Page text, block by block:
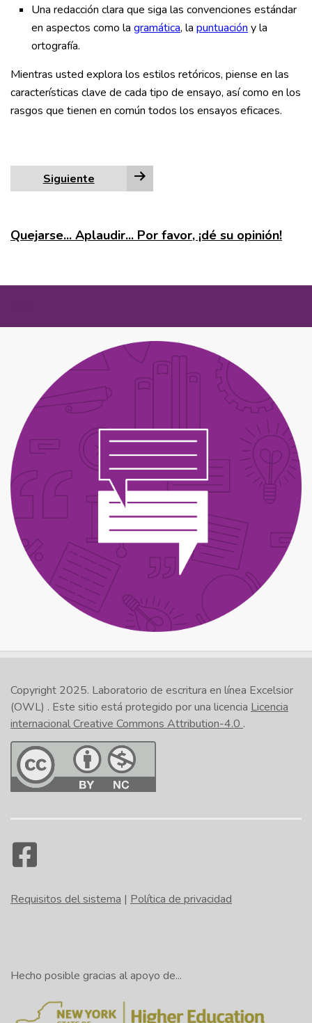
Una redacción clara que siga las convenciones estándar
en aspectos como la gramática, la puntuación y la
ortografía.
Mientras usted explora los estilos retóricos, piense en las
características clave de cada tipo de ensayo, así como en los
rasgos que tienen en común todos los ensayos eficaces.
Siguiente
Quejarse... Aplaudir... Por favor, ¡dé su opinión!
Copyright 2025. Laboratorio de escritura en línea Excelsior
(OWL) . Este sitio está protegido por una licencia Licencia
internacional Creative Commons Attribution-4.0 .
Requisitos del sistema | Política de privacidad
Hecho posible gracias al apoyo de...